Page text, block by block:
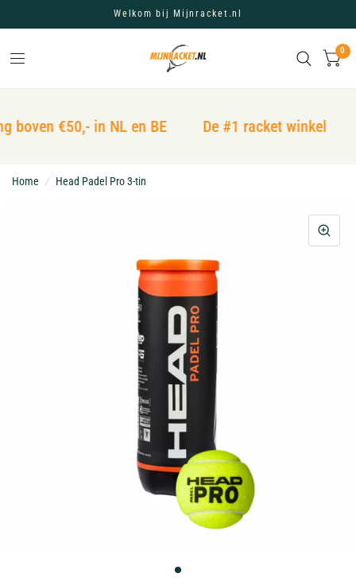
Welkom bij Mijnracket.nl
0
boven €50,- in NL en BE De #1 racket winkel
Home / Head Padel Pro 3-tin